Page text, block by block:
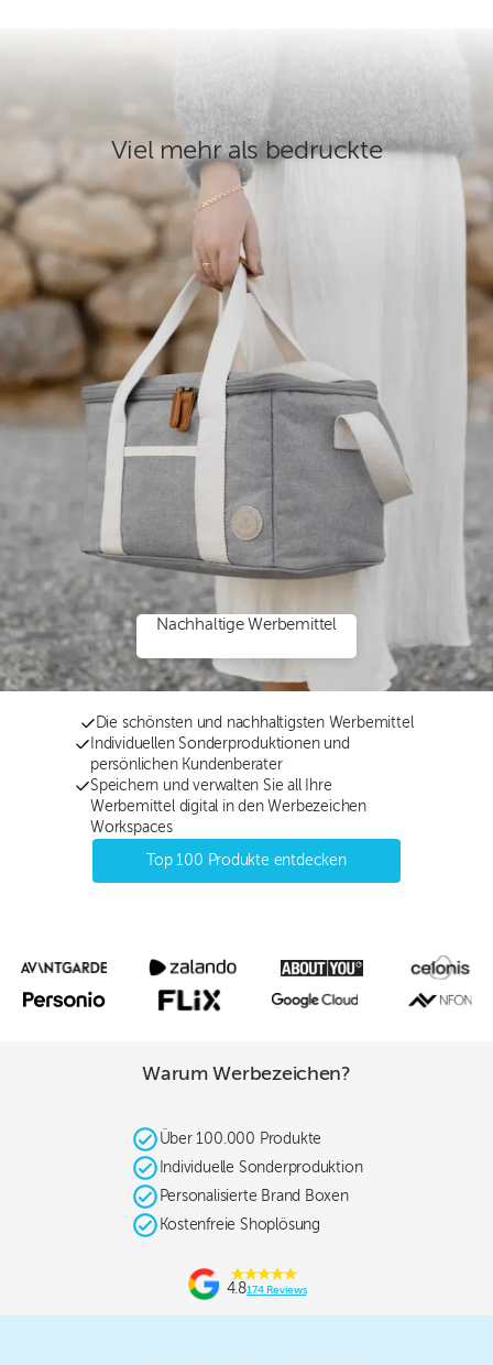
Nachhaltige Werbemittel
Die schönsten und nachhaltigsten Werbemittel
Individuellen Sonderproduktionen und
persönlichen Kundenberater
Speichern und verwalten Sie all Ihre
Werbemittel digital in den Werbezeichen
Workspaces
Top 100 Produkte entdecken
Viel mehr als bedruckte
Warum Werbezeichen?
Über 100.000 Produkte
Individuelle Sonderproduktion
Personalisierte Brand Boxen
Kostenfreie Shoplösung
4.8174Reviews